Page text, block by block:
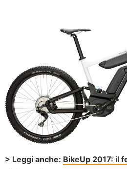
> Leggi anche: BikeUp 2017: il